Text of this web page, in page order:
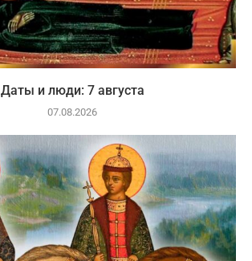
Даты и люди: 7 августа
07.08.2026